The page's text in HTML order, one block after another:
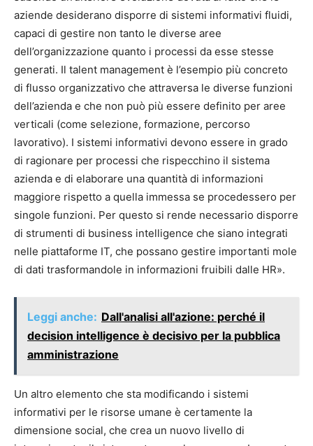
aziende desiderano disporre di sistemi informativi fluidi,
capaci di gestire non tanto le diverse aree
dell’organizzazione quanto i processi da esse stesse
generati. Il talent management è l’esempio più concreto
di flusso organizzativo che attraversa le diverse funzioni
dell’azienda e che non può più essere definito per aree
verticali (come selezione, formazione, percorso
lavorativo). I sistemi informativi devono essere in grado
di ragionare per processi che rispecchino il sistema
azienda e di elaborare una quantità di informazioni
maggiore rispetto a quella immessa se procedessero per
singole funzioni. Per questo si rende necessario disporre
di strumenti di business intelligence che siano integrati
nelle piattaforme IT, che possano gestire importanti mole
di dati trasformandole in informazioni fruibili dalle HR».
Leggi anche: Dall'analisi all'azione: perché il
decision intelligence è decisivo per la pubblica
amministrazione
Un altro elemento che sta modificando i sistemi
informativi per le risorse umane è certamente la
dimensione social, che crea un nuovo livello di